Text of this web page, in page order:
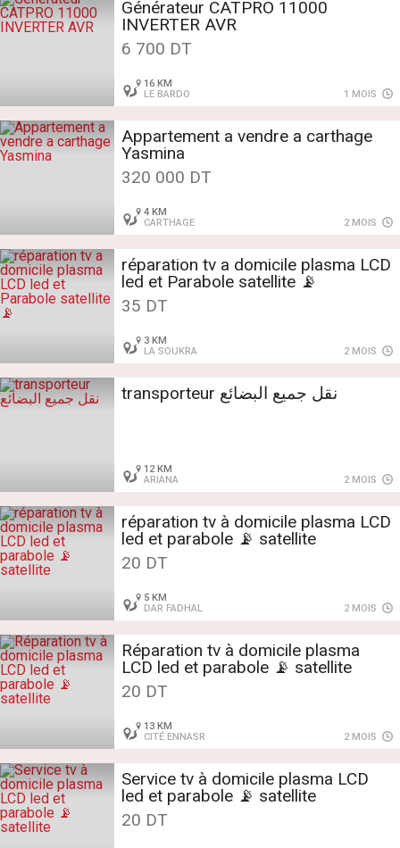
Générateur CATPRO 11000
INVERTER AVR
6 700 DT
16 KM
LE BARDO
1 MOIS
Appartement a vendre a carthage
Yasmina
320 000 DT
4 KM
CARTHAGE
2 MOIS
réparation tv a domicile plasma LCD
led et Parabole satellite 📡
35 DT
3 KM
LA SOUKRA
2 MOIS
transporteur نقل جميع البضائع
12 KM
ARIANA
2 MOIS
réparation tv à domicile plasma LCD
led et parabole 📡 satellite
20 DT
5 KM
DAR FADHAL
2 MOIS
Réparation tv à domicile plasma
LCD led et parabole 📡 satellite
20 DT
13 KM
CITÉ ENNASR
2 MOIS
Service tv à domicile plasma LCD
led et parabole 📡 satellite
20 DT